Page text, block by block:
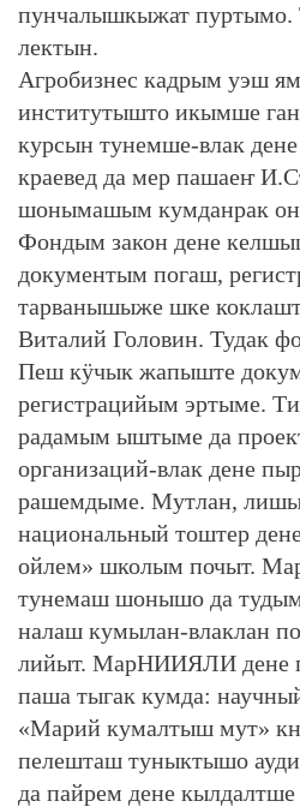
пунчалышкыжат пуртымо.
лектын.
Агробизнес кадрым уэш
институтышто икымше
курсын тунемше-влак
краевед да мер пашаеҥ
шонымашым кумданрак
Фондым закон дене
документым погаш,
тарванышыже шке
Виталий Головин. Тудак
Пеш кӱчык жапыште
регистрацийым эртыме.
радамым ыштыме да
организаций-влак дене
рашемдыме. Мутлан,
национальный тоштер
ойлем» школым почыт.
тунемаш шонышо да
налаш кумылан-влаклан
лийыт. МарНИИЯЛИ дене
паша тыгак кумда:
«Марий кумалтыш мут»
пелешташ туныктышо
да пайрем дене